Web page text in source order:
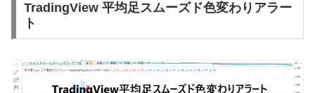
TradingView 平均足スムーズド色変わりアラー
ト